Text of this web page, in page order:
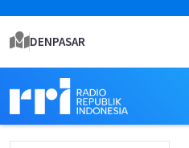
DENPASAR